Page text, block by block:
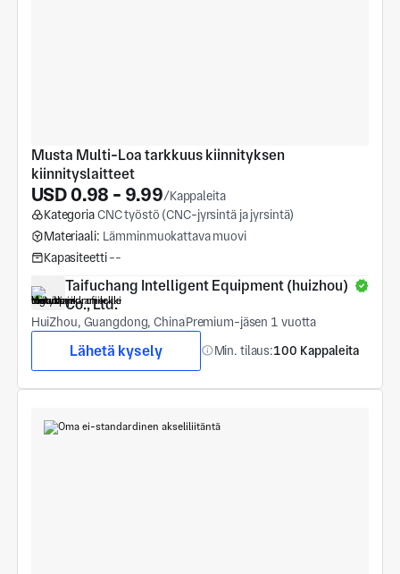
Musta Multi-Loa tarkkuus kiinnityksen
kiinnityslaitteet
USD 0.98 - 9.99/Kappaleita
KategoriaCNC työstö (CNC-jyrsintä ja jyrsintä)
Materiaali: Lämminmuokattava muovi
Kapasiteetti --
Taifuchang Intelligent Equipment (huizhou)
Co., Ltd.
HuiZhou, Guangdong, ChinaPremium-jäsen 1 vuotta
Lähetä kysely Min. tilaus:100 Kappaleita